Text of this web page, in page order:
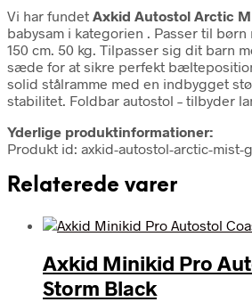
Vi har fundet Axkid Autostol Arctic
babysam i kategorien . Passer til børn
150 cm. 50 kg. Tilpasser sig dit barn
sæde for at sikre perfekt
solid stålramme med en indbygget
stabilitet. Foldbar autostol – tilbyder
Yderlige produktinformationer:
Produkt id: axkid-autostol-arctic-mist-
Relaterede varer
Axkid Minikid Pro
Storm Black